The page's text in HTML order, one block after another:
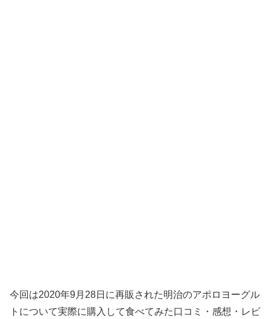
今回は2020年9月28日に再販された明治のアポロヨーグル
トについて実際に購入して食べてみた口コミ・感想・レビ